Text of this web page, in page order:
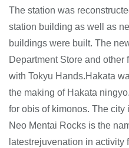
The station was
station building as well as
buildings were built. The
Department Store and
with Tokyu Hands.Hakata
the making of Hakata
for obis of kimonos. The
Neo Mentai Rocks is the
latestrejuvenation in activity